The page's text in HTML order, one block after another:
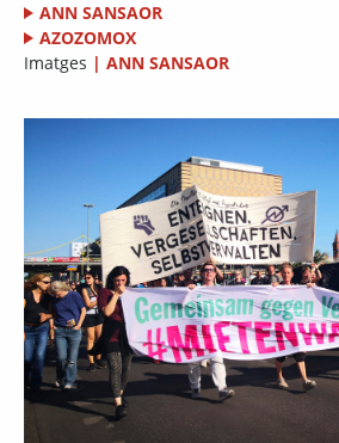
ANN SANSAOR
AZOZOMOX
Imatges | ANN SANSAOR